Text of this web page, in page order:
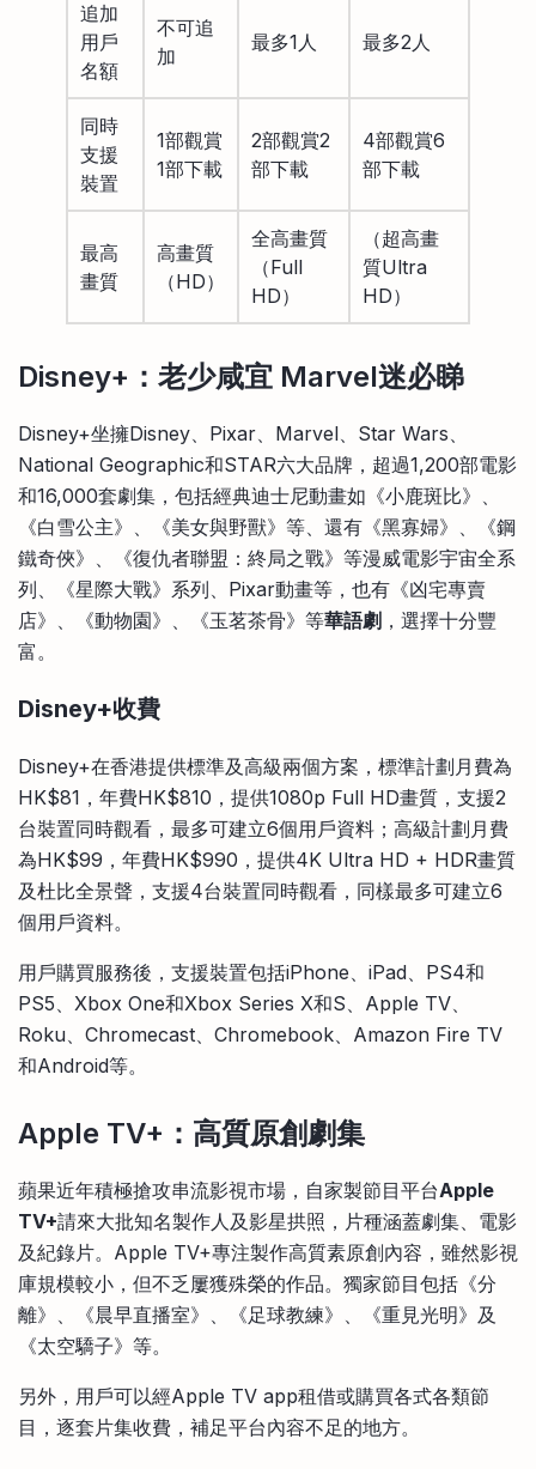
追加
用戶
名額
不可追
加
最多1人 最多2人
同時
支援
裝置
1部觀賞
1部下載
2部觀賞2
部下載
4部觀賞6
部下載
最高
畫質
高畫質
（HD）
全高畫質
（Full
HD）
（超高畫
質Ultra
HD）
Disney+：老少咸宜 Marvel迷必睇
Disney+坐擁Disney、Pixar、Marvel、Star Wars、
National Geographic和STAR六大品牌，超過1,200部電影
和16,000套劇集，包括經典迪士尼動畫如《小鹿斑比》、
《白雪公主》、《美女與野獸》等、還有《黑寡婦》、《鋼
鐵奇俠》、《復仇者聯盟：終局之戰》等漫威電影宇宙全系
列、《星際大戰》系列、Pixar動畫等，也有《凶宅專賣
店》、《動物園》、《玉茗茶骨》等華語劇 ，選擇十分豐
富。
Disney+收費
Disney+在香港提供標準及高級兩個方案，標準計劃月費為
HK$81，年費HK$810，提供1080p Full HD畫質，支援2
台裝置同時觀看，最多可建立6個用戶資料；高級計劃月費
為HK$99，年費HK$990，提供4K Ultra HD + HDR畫質
及杜比全景聲，支援4台裝置同時觀看，同樣最多可建立6
個用戶資料。
用戶購買服務後，支援裝置包括iPhone、iPad、PS4和
PS5、Xbox One和Xbox Series X和S、Apple TV、
Roku、Chromecast、Chromebook、Amazon Fire TV
和Android等。
Apple TV+： 高質原創劇集
蘋果近年積極搶攻串流影視市場，自家製節目平台Apple
TV+請來大批知名製作人及影星拱照，片種涵蓋劇集、電影
及紀錄片。Apple TV+專注製作高質素原創內容，雖然影視
庫規模較小，但不乏屢獲殊榮的作品。獨家節目包括《分
離》、《晨早直播室》、《足球教練》、《重見光明》及
《太空驕子》等。
另外，用戶可以經Apple TV app租借或購買各式各類節
目，逐套片集收費，補足平台內容不足的地方。